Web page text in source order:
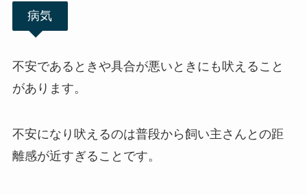
病気
不安であるときや具合が悪いときにも吠えること
があります。
不安になり吠えるのは普段から飼い主さんとの距
離感が近すぎることです。